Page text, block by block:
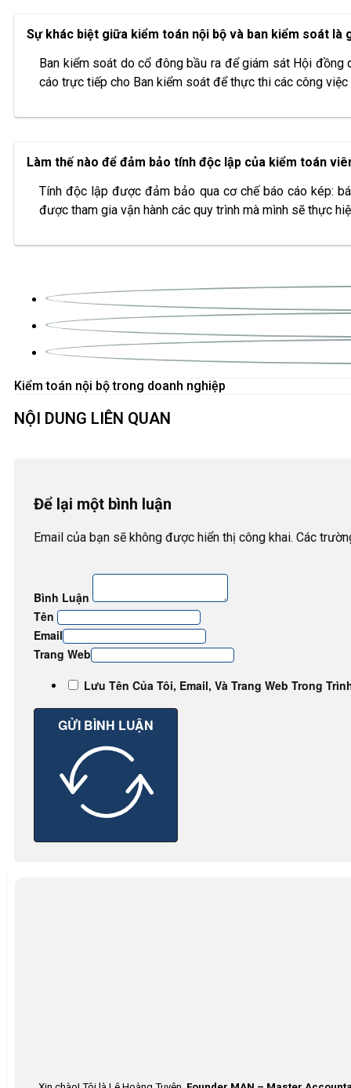
Sự khác biệt giữa kiểm toán nội bộ và ban kiểm soát là
Ban kiểm soát do cổ đông bầu ra để giám sát Hội đồng
cáo trực tiếp cho Ban kiểm soát để thực thi các công
Làm thế nào để đảm bảo tính độc lập của kiểm toán
Tính độc lập được đảm bảo qua cơ chế báo cáo kép:
được tham gia vận hành các quy trình mà mình sẽ thực
Kiểm toán nội bộ trong doanh nghiệp
NỘI DUNG LIÊN QUAN
Để lại một bình luận
Email của bạn sẽ không được hiển thị công khai. Các
Bình Luận
Tên
Email
Trang Web
Lưu Tên Của Tôi, Email, Và Trang Web Trong
GỬI BÌNH LUẬN